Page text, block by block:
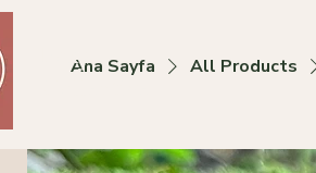
Foxy
Ana Sayfa All Products